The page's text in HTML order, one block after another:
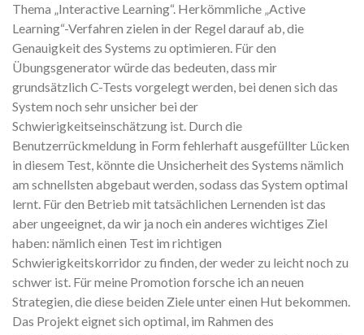
Thema „Interactive Learning“. Herkömmliche „Active
Learning“-Verfahren zielen in der Regel darauf ab, die
Genauigkeit des Systems zu optimieren. Für den
Übungsgenerator würde das bedeuten, dass mir
grundsätzlich C-Tests vorgelegt werden, bei denen sich das
System noch sehr unsicher bei der
Schwierigkeitseinschätzung ist. Durch die
Benutzerrückmeldung in Form fehlerhaft ausgefüllter Lücken
in diesem Test, könnte die Unsicherheit des Systems nämlich
am schnellsten abgebaut werden, sodass das System optimal
lernt. Für den Betrieb mit tatsächlichen Lernenden ist das
aber ungeeignet, da wir ja noch ein anderes wichtiges Ziel
haben: nämlich einen Test im richtigen
Schwierigkeitskorridor zu finden, der weder zu leicht noch zu
schwer ist. Für meine Promotion forsche ich an neuen
Strategien, die diese beiden Ziele unter einen Hut bekommen.
Das Projekt eignet sich optimal, im Rahmen des